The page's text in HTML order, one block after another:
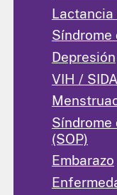
Lactancia
Depresión
VIH / SIDA
(SOP)
Embarazo